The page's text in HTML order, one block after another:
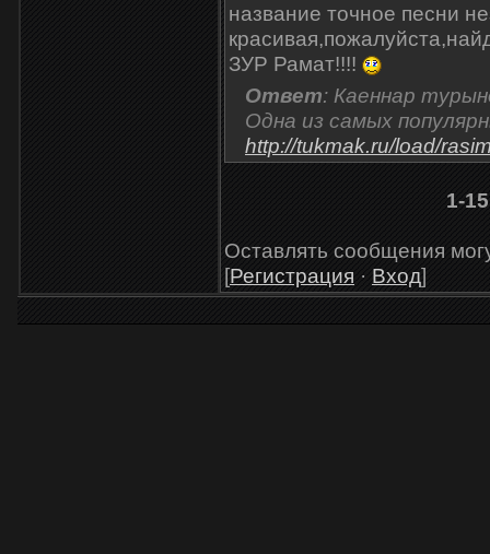
название точное песни
ЗУР Рамат!!!!
Ответ: Каеннар
Одна из самых
http://tukmak.ru/load/
1-15
Оставлять сообщения
[Регистрация · Вход]